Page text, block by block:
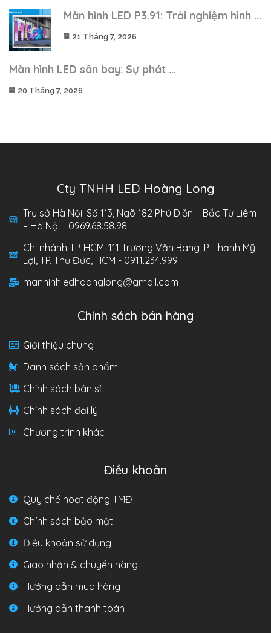
Màn hình LED P3.91: Trải nghiệm hình ...
21 Tháng 7, 2026
Màn hình LED sân bay: Sự phát ...
20 Tháng 7, 2026
Cty TNHH LED Hoàng Long
Trụ sở Hà Nội: Số 113, Ngõ 182 Phú Diễn – Bắc Từ Liêm
– Hà Nội - 0969.68.58.98
Chi nhánh TP. HCM: 111 Trương Văn Bang, P. Thạnh Mỹ
Lợi, TP. Thủ Đức, HCM - 0911.234.999
manhinhledhoanglong@gmail.com
Chính sách bán hàng
Giới thiệu chung
Danh sách sản phẩm
Chính sách bán sỉ
Chính sách đại lý
Chương trình khác
Điều khoản
Quy chế hoạt động TMĐT
Chính sách bảo mật
Điều khoản sử dụng
Giao nhận & chuyển hàng
Hướng dẫn mua hàng
Hướng dẫn thanh toán